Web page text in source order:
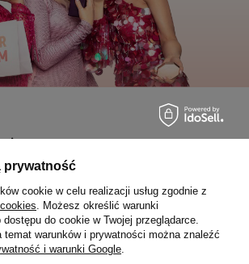
produkt
prywatność
cookie w celu realizacji usług zgodnie z
. Możesz określić warunki
do cookie w Twojej przeglądarce.
temat warunków i prywatności można znaleźć
i warunki Google.